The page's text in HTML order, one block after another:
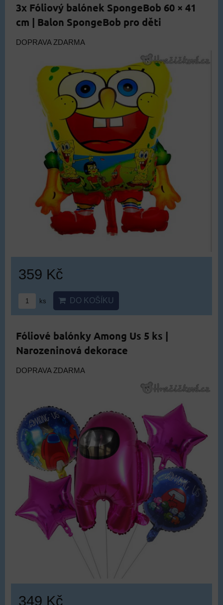
3x Fóliový balónek SpongeBob 60 × 41
cm | Balon SpongeBob pro děti
DOPRAVA ZDARMA
359 Kč
ks DO KOŠÍKU
Fóliové balónky Among Us 5 ks |
Narozeninová dekorace
DOPRAVA ZDARMA
349 Kč